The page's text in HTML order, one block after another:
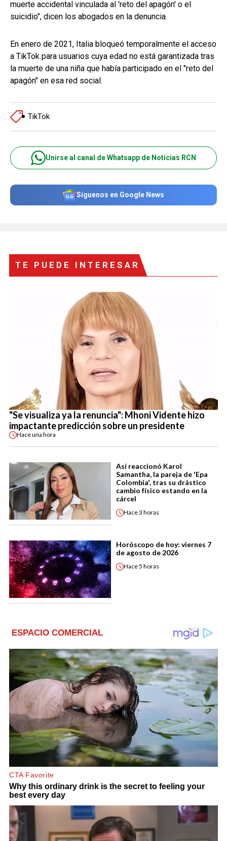
muerte accidental vinculada al 'reto del apagón' o el
suicidio", dicen los abogados en la denuncia.
En enero de 2021, Italia bloqueó temporalmente el acceso
a TikTok para usuarios cuya edad no está garantizada tras
la muerte de una niña que había participado en el "reto del
apagón" en esa red social.
TikTok
Unirse al canal de Whatsapp de Noticias RCN
Síguenos en Google News
TE PUEDE INTERESAR
"Se visualiza ya la renuncia": Mhoni Vidente hizo
impactante predicción sobre un presidente
Haceuna hora
Así reaccionó Karol
Samantha, la pareja de 'Epa
Colombia', tras su drástico
cambio físico estando en la
cárcel
Hace3 horas
Horóscopo de hoy: viernes 7
de agosto de 2026
Hace5 horas